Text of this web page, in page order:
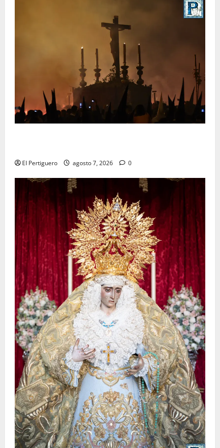
El Pertiguero agosto 7, 2026 0